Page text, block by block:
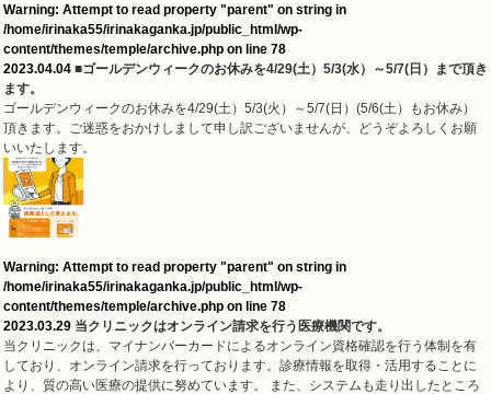
Warning: Attempt to read property "parent" on string in
/home/irinaka55/irinakaganka.jp/public_html/wp-
content/themes/temple/archive.php on line 78
2023.04.04 ■ゴールデンウィークのお休みを4/29(土）5/3(水）～5/7(日）まで頂き
ます。
ゴールデンウィークのお休みを4/29(土）5/3(火）～5/7(日）(5/6(土）もお休み）
頂きます。ご迷惑をおかけしまして申し訳ございませんが、どうぞよろしくお願
いいたします。
Warning: Attempt to read property "parent" on string in
/home/irinaka55/irinakaganka.jp/public_html/wp-
content/themes/temple/archive.php on line 78
2023.03.29 当クリニックはオンライン請求を行う医療機関です。
当クリニックは、マイナンバーカードによるオンライン資格確認を行う体制を有
しており、オンライン請求を行っております。診療情報を取得・活用することに
より、質の高い医療の提供に努めています。 また、システムも走り出したところ